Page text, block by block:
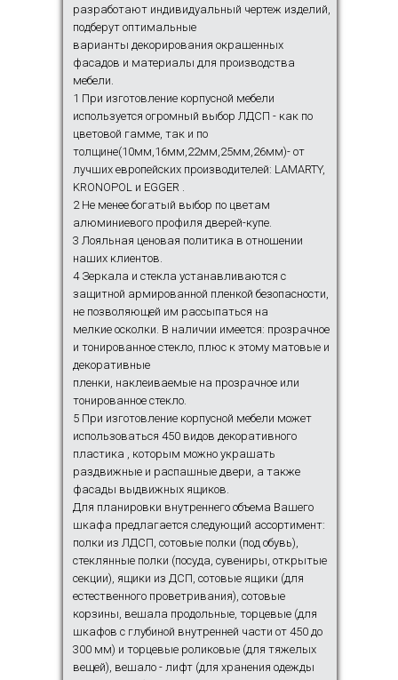
разработают индивидуальный чертеж изделий,
подберут оптимальные
варианты декорирования окрашенных
фасадов и материалы для производства
мебели.
1 При изготовление корпусной мебели
используется огромный выбор ЛДСП - как по
цветовой гамме, так и по
толщине(10мм,16мм,22мм,25мм,26мм)- от
лучших европейских производителей: LAMARTY,
KRONOPOL и EGGER .
2 Не менее богатый выбор по цветам
алюминиевого профиля дверей-купе.
3 Лояльная ценовая политика в отношении
наших клиентов.
4 Зеркала и стекла устанавливаются с
защитной армированной пленкой безопасности,
не позволяющей им рассыпаться на
мелкие осколки. В наличии имеется: прозрачное
и тонированное стекло, плюс к этому матовые и
декоративные
пленки, наклеиваемые на прозрачное или
тонированное стекло.
5 При изготовление корпусной мебели может
использоваться 450 видов декоративного
пластика , которым можно украшать
раздвижные и распашные двери, а также
фасады выдвижных ящиков.
Для планировки внутреннего объема Вашего
шкафа предлагается следующий ассортимент:
полки из ЛДСП, сотовые полки (под обувь),
стеклянные полки (посуда, сувениры, открытые
секции), ящики из ДСП, сотовые ящики (для
естественного проветривания), сотовые
корзины, вешала продольные, торцевые (для
шкафов с глубиной внутренней части от 450 до
300 мм) и торцевые роликовые (для тяжелых
вещей), вешало - лифт (для хранения одежды